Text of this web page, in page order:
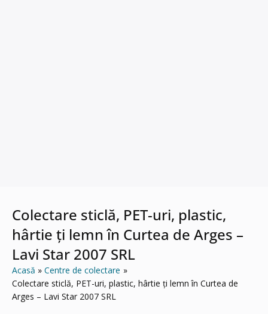
Colectare sticlă, PET-uri, plastic,
hârtie ți lemn în Curtea de Arges –
Lavi Star 2007 SRL
Acasă
Centre de colectare
Colectare sticlă, PET-uri, plastic, hârtie ți lemn în Curtea de
Arges – Lavi Star 2007 SRL